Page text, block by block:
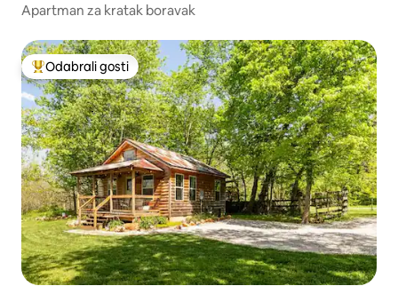
Apartman za kratak boravak
Među najviše rangiranima s oznakom „Odabrali gosti”
Odabrali gosti